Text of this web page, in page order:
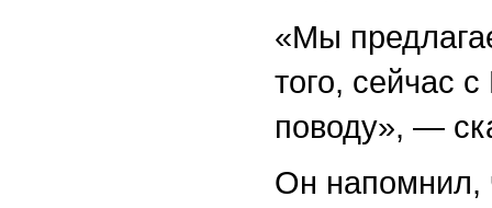
«Мы
того, сейчас
поводу», —
Он напомнил,